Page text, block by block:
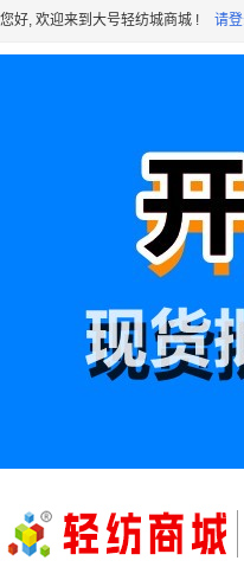
您好, 欢迎来到大号轻纺城商城 ! 请